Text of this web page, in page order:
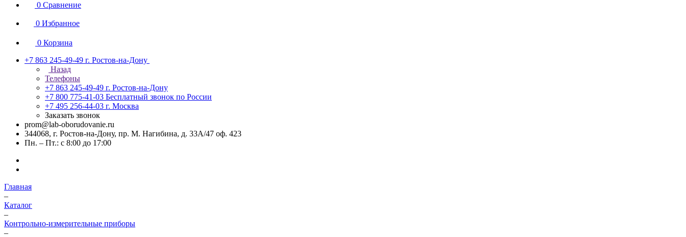
0 Сравнение
0 Избранное
0 Корзина
+7 863 245-49-49 г. Ростов-на-Дону
Назад
Телефоны
+7 863 245-49-49 г. Ростов-на-Дону
+7 800 775-41-03 Бесплатный звонок по России
+7 495 256-44-03 г. Москва
Заказать звонок
prom@lab-oborudovanie.ru
344068, г. Ростов-на-Дону, пр. М. Нагибина, д. 33А/47 оф. 423
Пн. – Пт.: с 8:00 до 17:00
Главная
–
Каталог
–
Контрольно-измерительные приборы
–